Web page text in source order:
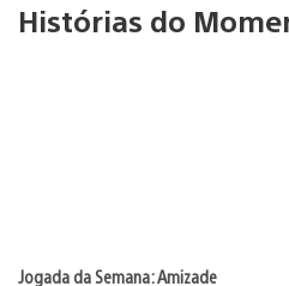
Histórias do
Jogada da Semana: Amizade